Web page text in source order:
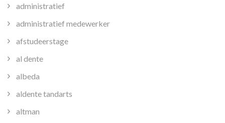
administratief
administratief medewerker
afstudeerstage
al dente
albeda
aldente tandarts
altman